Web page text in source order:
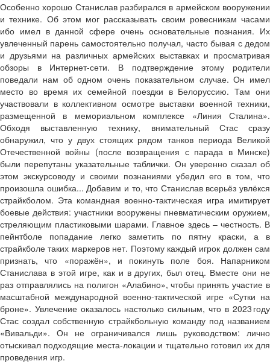
Особенно хорошо Станислав разбирался в армейском вооружении
и технике. Об этом мог рассказывать своим ровесникам часами
ибо имел в данной сфере очень основательные познания. Их
увлеченный парень самостоятельно получал, часто бывая с дедом
и друзьями на различных армейских выставках и просматривая
обзоры в Интернет-сети. В подтверждение этому родители
поведали нам об одном очень показательном случае. Он имел
место во время их семейной поездки в Белоруссию. Там они
участвовали в коллективном осмотре выставки военной техники,
размещенной в мемориальном комплексе «Линия Сталина».
Обходя выставленную технику, внимательный Стас сразу
обнаружил, что у двух стоящих рядом танков периода Великой
Отечественной войны (после возвращения с парада в Минске)
были перепутаны указательные таблички. Он уверенно сказал об
этом экскурсоводу и своими познаниями убедил его в том, что
произошла ошибка... Добавим и то, что Станислав всерьёз увлёкся
страйкболом. Эта командная военно-тактическая игра имитирует
боевые действия: участники вооружены пневматическим оружием,
стреляющим пластиковыми шарами. Главное здесь – честность. В
пейнтболе попадание легко заметить по пятну краски, а в
страйкболе таких маркеров нет. Поэтому каждый игрок должен сам
признать, что «поражён», и покинуть поле боя. Напарником
Станислава в этой игре, как и в других, был отец. Вместе они не
раз отправлялись на полигон «Алабино», чтобы принять участие в
масштабной международной военно-тактической игре «Сутки на
броне». Увлечение оказалось настолько сильным, что в 2023 году
Стас создал собственную страйкбольную команду под названием
«Вивальди». Он не ограничивался лишь руководством: лично
отыскивал подходящие места-локации и тщательно готовил их для
проведения игр.